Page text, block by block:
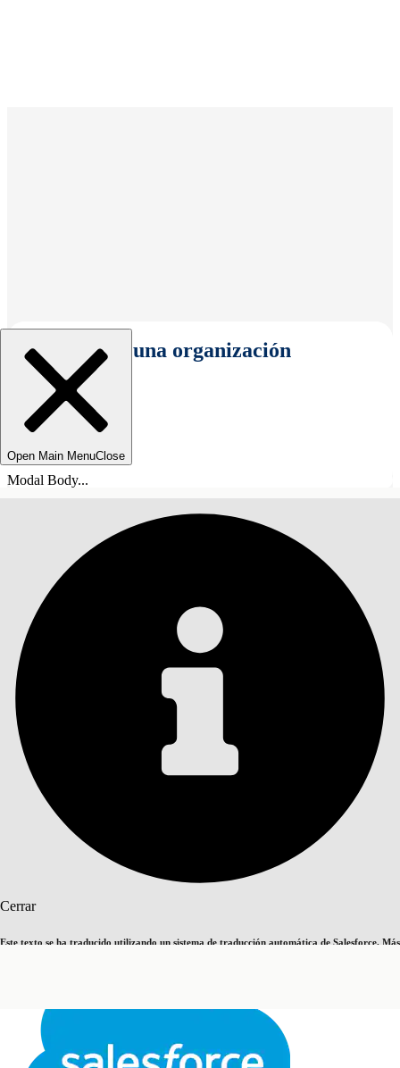
Seleccionar una organización
Open Main MenuClose
Modal Body...
Cerrar
Este texto se ha traducido utilizando un sistema de traducción automática de Salesforce. Más
Cerrar Cerrar
Índice de materias
ÍNDICE DE MATERIAS
Buscar